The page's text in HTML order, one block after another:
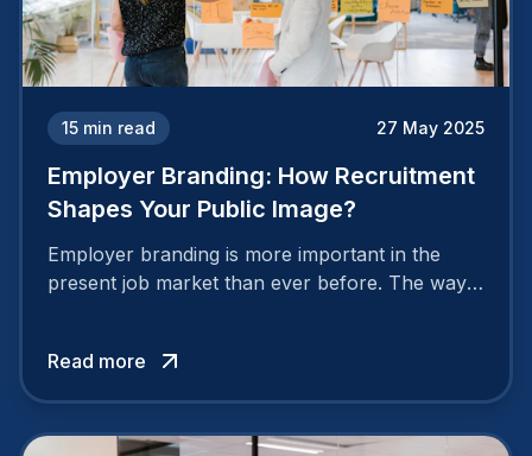
15 min read 27 May 2025
Employer Branding: How Recruitment
Shapes Your Public Image?
Employer branding is more important in the
present job market than ever before. The way
Read more